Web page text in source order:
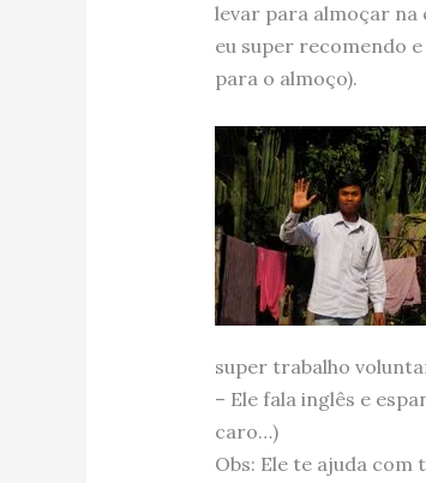
levar para almoçar na
eu super recomendo
para o almoço).
super trabalho
– Ele fala inglês e
caro…)
Obs: Ele te ajuda